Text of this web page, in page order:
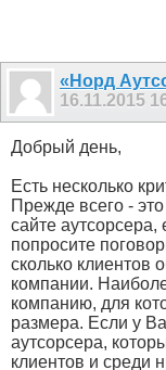
«Норд
16.11.2015
Добрый день,
Есть несколько
Прежде всего -
сайте аутсорсера,
попросите
сколько клиентов
компании.
компанию, для
размера. Если у
аутсорсера,
клиентов и среди